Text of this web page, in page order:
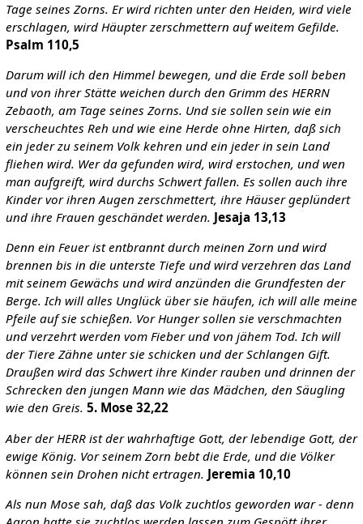
Tage seines Zorns. Er wird richten unter den Heiden, wird viele
erschlagen, wird Häupter zerschmettern auf weitem Gefilde.
Psalm 110,5
Darum will ich den Himmel bewegen, und die Erde soll beben
und von ihrer Stätte weichen durch den Grimm des HERRN
Zebaoth, am Tage seines Zorns. Und sie sollen sein wie ein
verscheuchtes Reh und wie eine Herde ohne Hirten, daß sich
ein jeder zu seinem Volk kehren und ein jeder in sein Land
fliehen wird. Wer da gefunden wird, wird erstochen, und wen
man aufgreift, wird durchs Schwert fallen. Es sollen auch ihre
Kinder vor ihren Augen zerschmettert, ihre Häuser geplündert
und ihre Frauen geschändet werden. Jesaja 13,13
Denn ein Feuer ist entbrannt durch meinen Zorn und wird
brennen bis in die unterste Tiefe und wird verzehren das Land
mit seinem Gewächs und wird anzünden die Grundfesten der
Berge. Ich will alles Unglück über sie häufen, ich will alle meine
Pfeile auf sie schießen. Vor Hunger sollen sie verschmachten
und verzehrt werden vom Fieber und von jähem Tod. Ich will
der Tiere Zähne unter sie schicken und der Schlangen Gift.
Draußen wird das Schwert ihre Kinder rauben und drinnen der
Schrecken den jungen Mann wie das Mädchen, den Säugling
wie den Greis. 5. Mose 32,22
Aber der HERR ist der wahrhaftige Gott, der lebendige Gott, der
ewige König. Vor seinem Zorn bebt die Erde, und die Völker
können sein Drohen nicht ertragen. Jeremia 10,10
Als nun Mose sah, daß das Volk zuchtlos geworden war - denn